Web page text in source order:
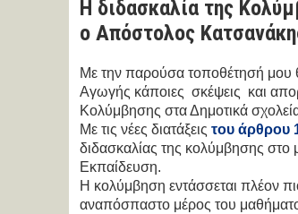
Η διδασκαλία της
ο Απόστολος
Με την παρούσα τοποθέτησή
Αγωγής κάποιες σκέψεις και
Κολύμβησης στα Δημοτικά
Με τις νέες διατάξεις του άρθρου
διδασκαλίας της κολύμβησης
Εκπαίδευση.
Η κολύμβηση εντάσσεται πλέον
αναπόσπαστο μέρος του